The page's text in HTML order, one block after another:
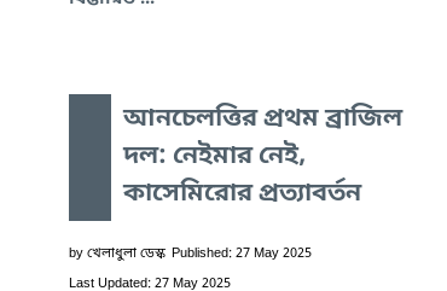
আনচেলত্তির প্রথম ব্রাজিল
দল: নেইমার নেই,
কাসেমিরোর প্রত্যাবর্তন
by খেলাধুলা ডেস্ক Published: 27 May 2025
Last Updated: 27 May 2025